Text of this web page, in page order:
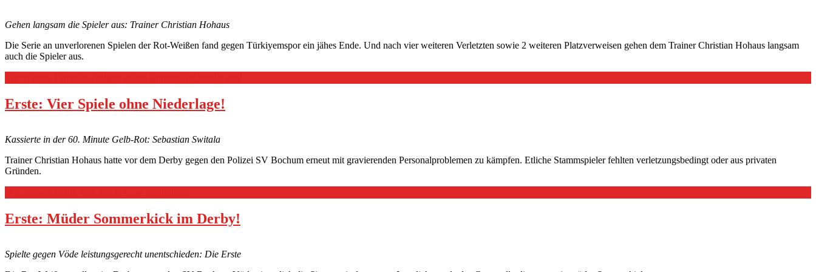
Gehen langsam die Spieler aus: Trainer Christian Hohaus
Die Serie an unverlorenen Spielen der Rot-Weißen fand gegen Türkiyemspor ein jähes Ende. Und nach vier weiteren Verletzten sowie 2 weiteren Platzverweisen gehen dem Trainer Christian Hohaus langsam
auch die Spieler aus.
Erste: Vier Spiele ohne Niederlage!
Kassierte in der 60. Minute Gelb-Rot: Sebastian Switala
Trainer Christian Hohaus hatte vor dem Derby gegen den Polizei SV Bochum erneut mit gravierenden Personalproblemen zu kämpfen. Etliche Stammspieler fehlten verletzungsbedingt oder aus privaten
Gründen.
Erste: Müder Sommerkick im Derby!
Spielte gegen Vöde leistungsgerecht unentschieden: Die Erste